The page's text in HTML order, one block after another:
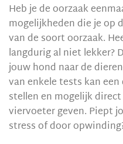
Heb je de oorzaak
mogelijkheden die je op
van de soort oorzaak.
langdurig al niet lekker?
jouw hond naar de
van enkele tests kan
stellen en mogelijk
viervoeter geven. Piept
stress of door